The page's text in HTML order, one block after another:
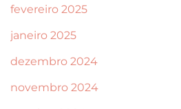
fevereiro 2025
janeiro 2025
dezembro 2024
novembro 2024